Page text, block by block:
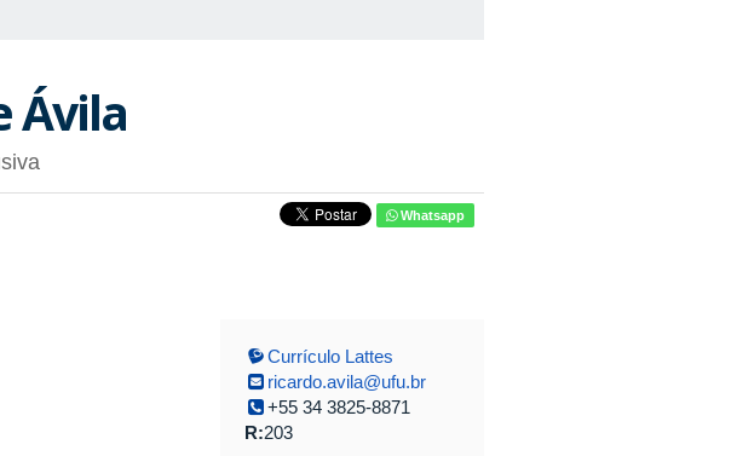
Ávila
Whatsapp
Currículo Lattes
ricardo.avila@ufu.br
+55 34 3825-8871
R:203